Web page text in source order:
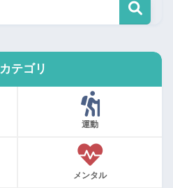
カテゴリ
運動
メンタル